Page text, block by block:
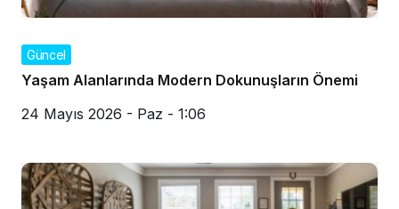
Güncel
Yaşam Alanlarında Modern Dokunuşların Önemi
24 Mayıs 2026 - Paz - 1:06